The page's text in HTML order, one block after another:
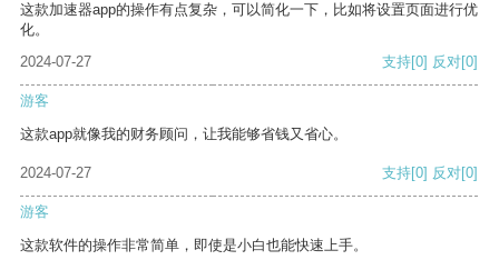
这款加速器app的操作有点复杂，可以简化一下，比如将设置页面进行优
化。
2024-07-27
支持[0] 反对[0]
游客
这款app就像我的财务顾问，让我能够省钱又省心。
2024-07-27 支持[0] 反对[0]
游客
这款软件的操作非常简单，即使是小白也能快速上手。